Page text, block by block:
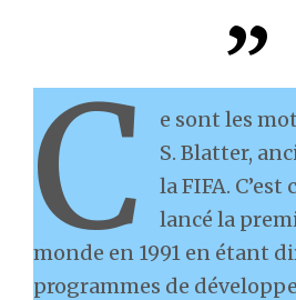
C
e sont les
S. Blatter,
la FIFA.
lancé la
monde en 1991 en étant
programmes de